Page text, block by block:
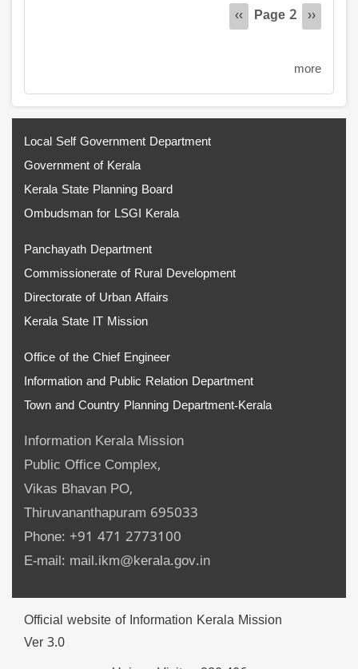
Previous
‹‹ Page 2
Next
››
more
Local Self Government Department
Government of Kerala
Kerala State Planning Board
Ombudsman for LSGI Kerala
Panchayath Department
Commissionerate of Rural Development
Directorate of Urban Affairs
Kerala State IT Mission
Office of the Chief Engineer
Information and Public Relation Department
Town and Country Planning Department-Kerala
Information Kerala Mission
Public Office Complex,
Vikas Bhavan PO,
Thiruvananthapuram 695033
Phone: +91 471 2773100
E-mail: mail.ikm@kerala.gov.in
Official website of Information Kerala Mission
Ver 3.0